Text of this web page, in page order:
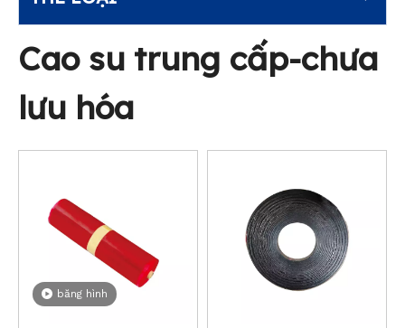
Cao su trung cấp-chưa
lưu hóa
băng hình